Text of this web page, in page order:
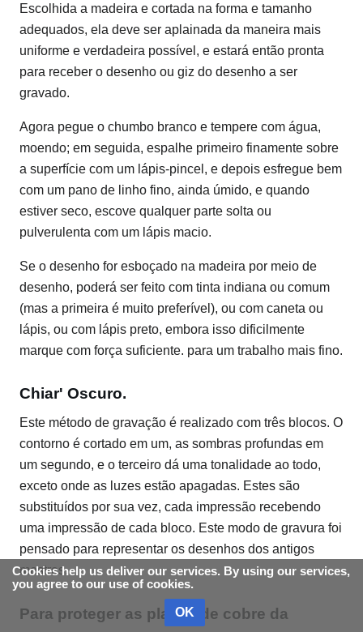
Escolhida a madeira e cortada na forma e tamanho
adequados, ela deve ser aplainada da maneira mais
uniforme e verdadeira possível, e estará então pronta
para receber o desenho ou giz do desenho a ser
gravado.
Agora pegue o chumbo branco e tempere com água,
moendo; em seguida, espalhe primeiro finamente sobre
a superfície com um lápis-pincel, e depois esfregue bem
com um pano de linho fino, ainda úmido, e quando
estiver seco, escove qualquer parte solta ou
pulverulenta com um lápis macio.
Se o desenho for esboçado na madeira por meio de
desenho, poderá ser feito com tinta indiana ou comum
(mas a primeira é muito preferível), ou com caneta ou
lápis, ou com lápis preto, embora isso dificilmente
marque com força suficiente. para um trabalho mais fino.
Chiar' Oscuro.
Este método de gravação é realizado com três blocos. O
contorno é cortado em um, as sombras profundas em
um segundo, e o terceiro dá uma tonalidade ao todo,
exceto onde as luzes estão apagadas. Estes são
substituídos por sua vez, cada impressão recebendo
uma impressão de cada bloco. Este modo de gravura foi
pensado para representar os desenhos dos antigos
mestres.
Para proteger as placas de cobre da
Cookies help us deliver our services. By using our services,
you agree to our use of cookies.
OK